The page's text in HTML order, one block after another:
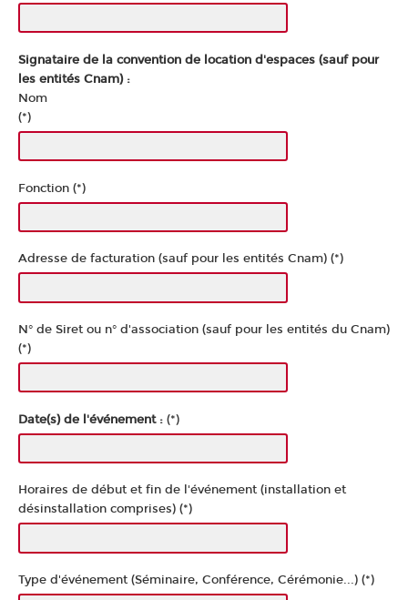
Signataire de la convention de location d'espaces (sauf pour
les entités Cnam) :
Nom
(*)
Fonction (*)
Adresse de facturation (sauf pour les entités Cnam) (*)
N° de Siret ou n° d'association (sauf pour les entités du Cnam)
(*)
Date(s) de l'événement : (*)
Horaires de début et fin de l'événement (installation et
désinstallation comprises) (*)
Type d'événement (Séminaire, Conférence, Cérémonie...) (*)